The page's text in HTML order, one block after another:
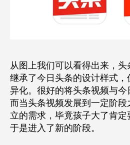
从图上我们可以看得出来，
继承了今日头条的设计样式
异化。很好的将头条视频与今
而当头条视频发展到一定阶
立的需求，毕竟孩子大了肯定
于是进入了新的阶段。